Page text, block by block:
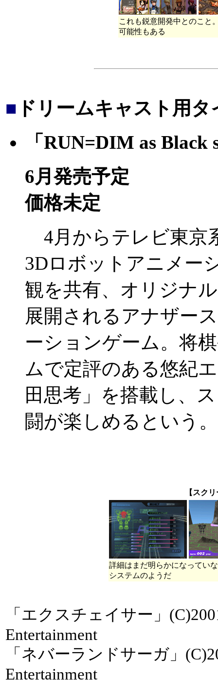
これも鋭意開発中とのこと
可能性もある
■ ドリームキャスト用
「RUN=DIM as Black
6月発売予定
価格未定
4月からテレビ東京
3Dロボットアニメー
観を共有、オリジナ
展開されるアナザー
ーションゲーム。将
ムで定評のある悠紀
田思考」を搭載し、
闘が楽しめるという。
【スク
詳細はまだ明らかになってい
システムのようだ
「エクスチェイサー」
Entertainment
「ネバーランドサーガ」
Entertainment